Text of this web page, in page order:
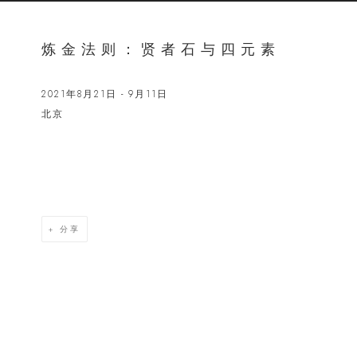
炼金法则：贤者石与四元素
2021年8月21日 - 9月11日
北京
分享